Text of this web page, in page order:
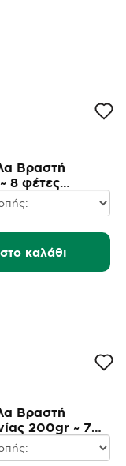
Βραστή
8 φέτες
καλάθι
Βραστή
200gr ~ 7